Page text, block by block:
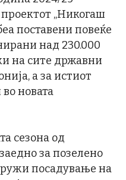
„Никогаш
поставени повеќе
над 230.000
на сите државни
а за истиот
новата
сезона од
за позелено
посадување на